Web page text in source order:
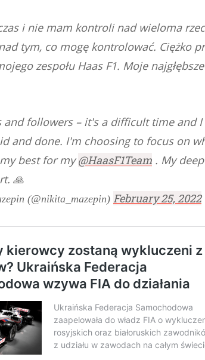
i nie mam kontroli nad wieloma
tym, co mogę kontrolować. Ciężko
zespołu Haas F1. Moje
and followers – it's a difficult time and
and done. I'm choosing to focus on
best for my@HaasF1Team . My
🙏
(@nikita_mazepin) February 25, 2022